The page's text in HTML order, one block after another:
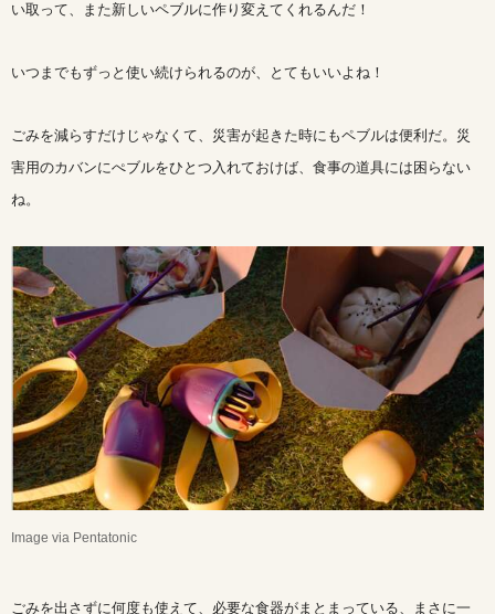
い取って、また新しいペブルに作り変えてくれるんだ！
いつまでもずっと使い続けられるのが、とてもいいよね！
ごみを減らすだけじゃなくて、災害が起きた時にもペブルは便利だ。災
害用のカバンにぺブルをひとつ入れておけば、食事の道具には困らない
ね。
Image via Pentatonic
ごみを出さずに何度も使えて、必要な食器がまとまっている、まさに一